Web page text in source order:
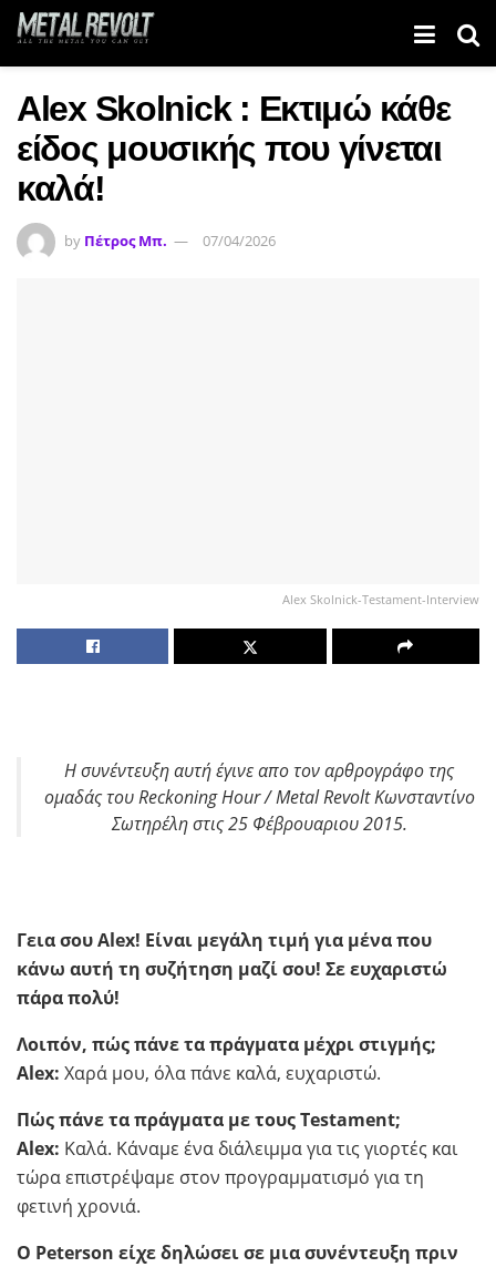
Alex Skolnick : Εκτιμώ κάθε
είδος μουσικής που γίνεται
καλά!
by Πέτρος Μπ. 07/04/2026
Alex Skolnick-Testament-Interview
H συνέντευξη αυτή έγινε απο τον αρθρογράφο της
ομαδάς του Reckoning Hour / Metal Revolt Κωνσταντίνο
Σωτηρέλη στις 25 Φέβρουαριου 2015.
Γεια σου Alex! Είναι μεγάλη τιμή για μένα που
κάνω αυτή τη συζήτηση μαζί σου! Σε ευχαριστώ
πάρα πολύ!
Λοιπόν, πώς πάνε τα πράγματα μέχρι στιγμής;
Alex: Χαρά μου, όλα πάνε καλά, ευχαριστώ.
Πώς πάνε τα πράγματα με τους Testament;
Alex: Καλά. Κάναμε ένα διάλειμμα για τις γιορτές και
τώρα επιστρέψαμε στον προγραμματισμό για τη
φετινή χρονιά.
Ο Peterson είχε δηλώσει σε μια συνέντευξη πριν